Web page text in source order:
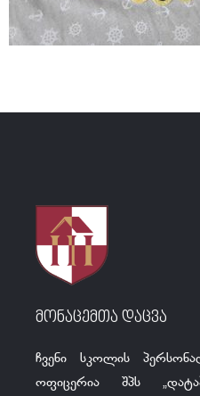
მონაცემთა დაცვა
ჩვენი სკოლის
ოფიცერია შპს